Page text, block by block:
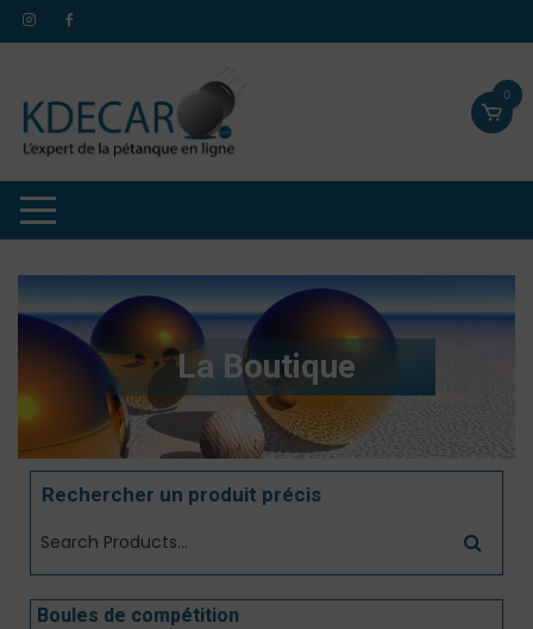
0
La Boutique
Rechercher un produit précis
Boules de compétition